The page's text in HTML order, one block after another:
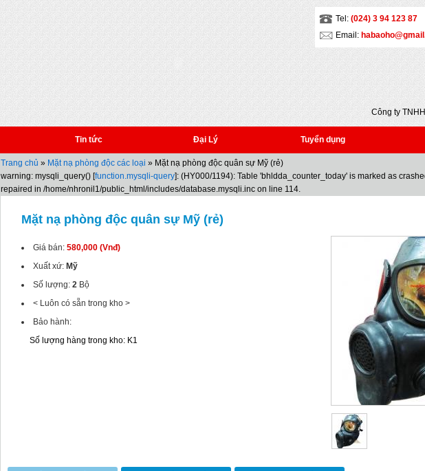
Tel: (024) 3 94 123 87
Email:
Công ty TNHH trang
Đại An - Địa chỉ: Số 5
Trưng - Hà Nội - Tel:
(024) 3 941 2386 *
Tin tức Đại Lý Tuyển dụng
Trang chủ » Mặt nạ phòng độc các loại » Mặt nạ phòng độc quân sự Mỹ (rẻ)
warning: mysqli_query() [function.mysqli-query]: (HY000/1194): Table 'bhldda_counter_today' is marked as
repaired in /home/nhronil1/public_html/includes/database.mysqli.inc on line 114.
Mặt nạ phòng độc quân sự Mỹ (rẻ)
Giá bán: 580,000 (Vnđ)
Xuất xứ: Mỹ
Số lượng: 2 Bộ
< Luôn có sẵn trong kho >
Bảo hành:
Số lượng hàng trong kho: K1